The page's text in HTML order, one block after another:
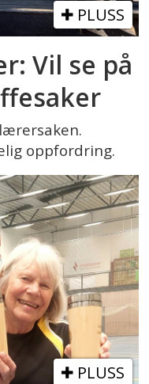
PLUSS
Vil se på
oppfordring.
PLUSS